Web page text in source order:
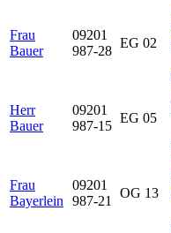
Frau
Bauer
09201
987-28
EG 02
Herr
Bauer
09201
987-15
EG 05
Frau
Bayerlein
09201
987-21
OG 13